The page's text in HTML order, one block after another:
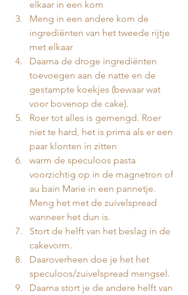
elkaar in een kom
Meng in een andere kom de
ingrediënten van het tweede rijtje
met elkaar
Daarna de droge ingrediënten
toevoegen aan de natte en de
gestampte koekjes (bewaar wat
voor bovenop de cake).
Roer tot alles is gemengd. Roer
niet te hard, het is prima als er een
paar klonten in zitten
warm de speculoos pasta
voorzichtig op in de magnetron of
au bain Marie in een pannetje.
Meng het met de zuivelspread
wanneer het dun is.
Stort de helft van het beslag in de
cakevorm.
Daaroverheen doe je het het
speculoos/zuivelspread mengsel.
Daarna stort je de andere helft van